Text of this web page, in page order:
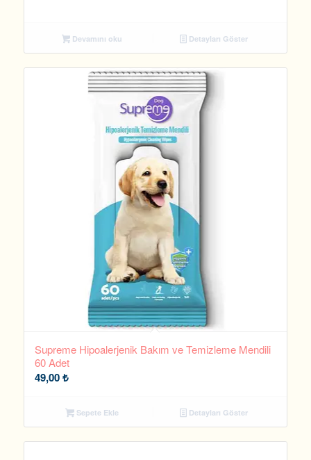
Devamını oku Detayları Göster
Supreme Hipoalerjenik Bakım ve Temizleme Mendili
60 Adet
49,00₺
Sepete Ekle Detayları Göster